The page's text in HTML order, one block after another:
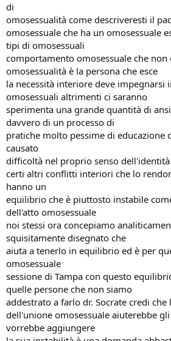
di
omosessualità come descriveresti il
omosessuale che ha un omosessuale
tipi di omosessuali
comportamento omosessuale che non
omosessualità è la persona che esce
la necessità interiore deve impegnarsi
omosessuali altrimenti ci saranno
sperimenta una grande quantità di
davvero di un processo di
pratiche molto pessime di educazione
causato
difficoltà nel proprio senso
certi altri conflitti interiori che lo
hanno un
equilibrio che è piuttosto instabile
dell'atto omosessuale
noi stessi ora concepiamo
squisitamente disegnato che
aiuta a tenerlo in equilibrio ed è per
omosessuale
sessione di Tampa con questo
quelle persone che non siamo
addestrato a farlo dr. Socrate credi che
dell'unione omosessuale aiuterebbe
vorrebbe aggiungere